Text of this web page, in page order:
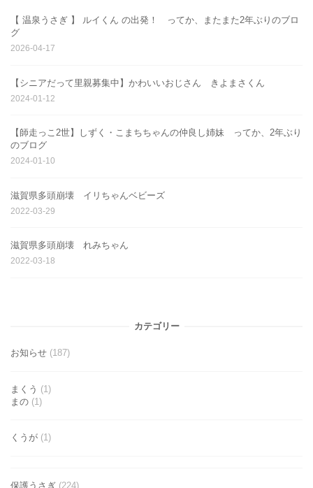
【 温泉うさぎ 】 ルイくん の出発！ ってか、またまた2年ぶりのブロ
グ
2026-04-17
【シニアだって里親募集中】かわいいおじさん きよまさくん
2024-01-12
【師走っこ2世】しずく・こまちちゃんの仲良し姉妹 ってか、2年ぶり
のブログ
2024-01-10
滋賀県多頭崩壊 イリちゃんベビーズ
2022-03-29
滋賀県多頭崩壊 れみちゃん
2022-03-18
カテゴリー
お知らせ (187)
まくう (1)
まの (1)
くうが (1)
保護うさぎ (224)